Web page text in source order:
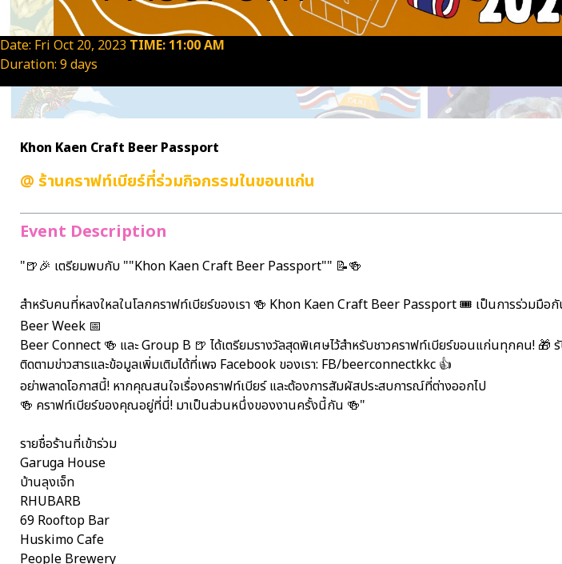
Date: Fri Oct 20, 2023 TIME: 11:00 AM
Duration: 9 days
Khon Kaen Craft Beer Passport
@ ร้านคราฟท์เบียร์ที่ร่วมกิจกรรมในขอนแก่น
Event Description
"🍺🎉 เตรียมพบกับ ""Khon Kaen Craft Beer Passport"" 📝🍻
สำหรับคนที่หลงใหลในโลกคราฟท์เบียร์ของเรา 🍻 Khon Kaen Craft Beer Passport 🎟️ เป็นการร่วมมื
Beer Week 📅
Beer Connect 🍻 และ Group B 🍺 ได้เตรียมรางวัลสุดพิเศษไว้สำหรับชาวคราฟท์เบียร์ขอนแก่นทุกคน! 🎁 รั
ติดตามข่าวสารและข้อมูลเพิ่มเติมได้ที่เพจ Facebook ของเรา: FB/beerconnectkkc 👍
อย่าพลาดโอกาสนี้! หากคุณสนใจเรื่องคราฟท์เบียร์ และต้องการสัมผัสประสบการณ์ที่ต่างออกไป
🍻 คราฟท์เบียร์ของคุณอยู่ที่นี่! มาเป็นส่วนหนึ่งของงานครั้งนี้กัน 🍻"
รายชื่อร้านที่เข้าร่วม
Garuga House
บ้านลุงเจ็ท
RHUBARB
69 Rooftop Bar
Huskimo Cafe
People Brewery